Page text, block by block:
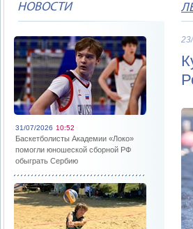
НОВОСТИ
31/07/2026 10:52
Баскетболисты Академии «Локо»
помогли юношеской сборной РФ
обыграть Сербию